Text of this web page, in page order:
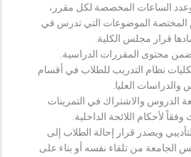
الساعات المخصصة لكل مقرر،
المختصة الموضوعات التي تدرس في
قرار مجلس الكلية.
محتوى المقررات الدراسية.
نظام التدريب للطلاب في أقسام
والدراسات العليا.
الدروس والاشتراك في التمرينات
لأحكام اللائحة الداخلية.
ويصدر قرار إحالة الطلاب إلى
الجامعة من تلقاء نفسه أو بناء على